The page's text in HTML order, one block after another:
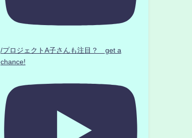
/プロジェクトA子さんも注目？ get a
chance!